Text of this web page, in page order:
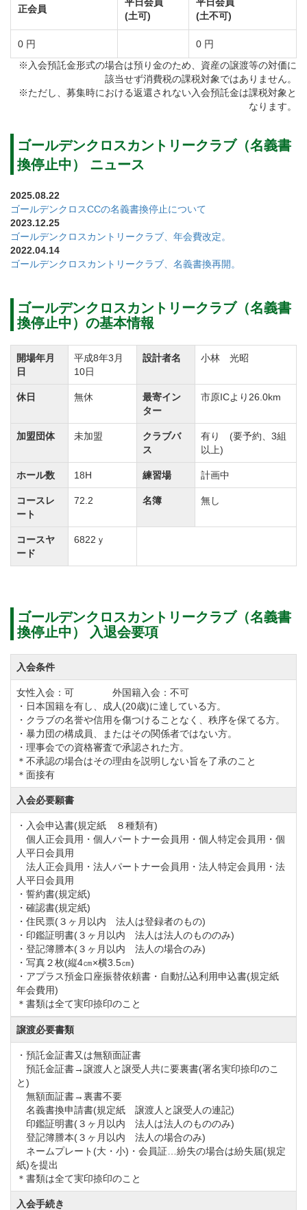
浴室では窓から美しい景色を眺めながら、プレイの疲
れを癒すことができます。
大きな窓があり開放的なレストラン。各種お食事から
デザートまで豊富なメニューを取り揃えています。
ァが並んでいます。
またグランドピアノの演奏が館内に響き、全てのプレ
プロショップは充実のラインナップ。またゴルフコン
ペに最適なコンペルームなど設備も良好です。
美しいコンディションを保つため、細部にまで妥協を
緑の絨毯にいるような気分になれる素晴らしいグリー
ンは徹底されたメンテナンスの賜物です。
いつ来ても美しい緑が出迎えてくれることから多くの
ゴルファーに支持されています。
プレイヤーのチャレンジスピリットをくすぐるコース
と寛ぎのひと時で心を満たすクラブハウス。
贅沢なクラブライフをゴールデンクロスカントリーク
ラブで過ごしてみませんか？
ゴルフ会員権の購入をお考えの方、詳細をお知りにな
りたい方もお気軽にお問合せください。
平成23年3月10日～新規会員募集実施の為名義書換を
停止する。
■実施・・・令和4年4月15日より
■名義書換料
パートナー会員 440,000円（税込） ※正会員＋無記
名同伴者1名の会員権
正会員 385,000円（税込）
特定会員・平日会員 220,000円（税込）
■年会費（会計年度：4月～3月）
パートナー会員 44,000円（税込）
正会員 33,000円（税込）
平日会員・特定会員 22,000円（税込）
年会費を下記のとおり改定しました。
①実施：令和5年度より
②年会費（会計年度：4月～3月）
パートナー会員【改定前】44,000円（税込）→【改定
後】66,000円（税込）
正会員【改定前】33,000円（税込）→【改定後】
49,500円（税込）
平日会員・特定会員【改定前】22,000円（税込）
→【改定後】33,000円（税込）
法人無記名会員【改定前】110,000円（税込）→【改定
後】165,000円（税込）
同クラブでは、会員権の名義書換を下記のとおり停止
します。
記
①名義書換停止期間 令和7年9月1日(月)より当分の
間
②名義書換停止理由 補充募集を実施するため
正会員
(土可)
(土不可)
0 円
0 円
※入会預託金形式の場合は預り金のため、資産の譲渡等の対価に
該当せず消費税の課税対象ではありません。
※ただし、募集時における返還されない入会預託金は課税対象と
なります。
ゴールデンクロスカントリークラブ（名義書
換停止中） ニュース
2025.08.22
ゴールデンクロスCCの名義書換停止について
2023.12.25
ゴールデンクロスカントリークラブ、年会費改定。
2022.04.14
ゴールデンクロスカントリークラブ、名義書換再開。
ゴールデンクロスカントリークラブ（名義書
換停止中）の基本情報
開場年月
日
平成8年3月
10日
設計者名 小林 光昭
休日 無休
最寄イン
ター
市原ICより26.0km
加盟団体 未加盟
クラブバ
ス
有り (要予約、3組
以上)
ホール数 18H 練習場 計画中
コースレ
ート
72.2 名簿 無し
コースヤ
ード
6822ｙ
ゴールデンクロスカントリークラブ（名義書
換停止中） 入退会要項
入会条件
女性入会：可 外国籍入会：不可
・日本国籍を有し、成人(20歳)に達している方。
・クラブの名誉や信用を傷つけることなく、秩序を保てる方。
・暴力団の構成員、またはその関係者ではない方。
・理事会での資格審査で承認された方。
＊不承認の場合はその理由を説明しない旨を了承のこと
＊面接有
入会必要願書
・入会申込書(規定紙 ８種類有)
個人正会員用・個人パートナー会員用・個人特定会員用・個
人平日会員用
法人正会員用・法人パートナー会員用・法人特定会員用・法
人平日会員用
・誓約書(規定紙)
・確認書(規定紙)
・住民票(３ヶ月以内 法人は登録者のもの)
・印鑑証明書(３ヶ月以内 法人は法人のもののみ)
・登記簿謄本(３ヶ月以内 法人の場合のみ)
・写真２枚(縦4㎝×横3.5㎝)
・アプラス預金口座振替依頼書・自動払込利用申込書(規定紙
年会費用)
＊書類は全て実印捺印のこと
譲渡必要書類
・預託金証書又は無額面証書
預託金証書→譲渡人と譲受人共に要裏書(署名実印捺印のこ
と)
無額面証書→裏書不要
名義書換申請書(規定紙 譲渡人と譲受人の連記)
印鑑証明書(３ヶ月以内 法人は法人のもののみ)
登記簿謄本(３ヶ月以内 法人の場合のみ)
ネームプレート(大・小)・会員証…紛失の場合は紛失届(規定
紙)を提出
＊書類は全て実印捺印のこと
入会手続き